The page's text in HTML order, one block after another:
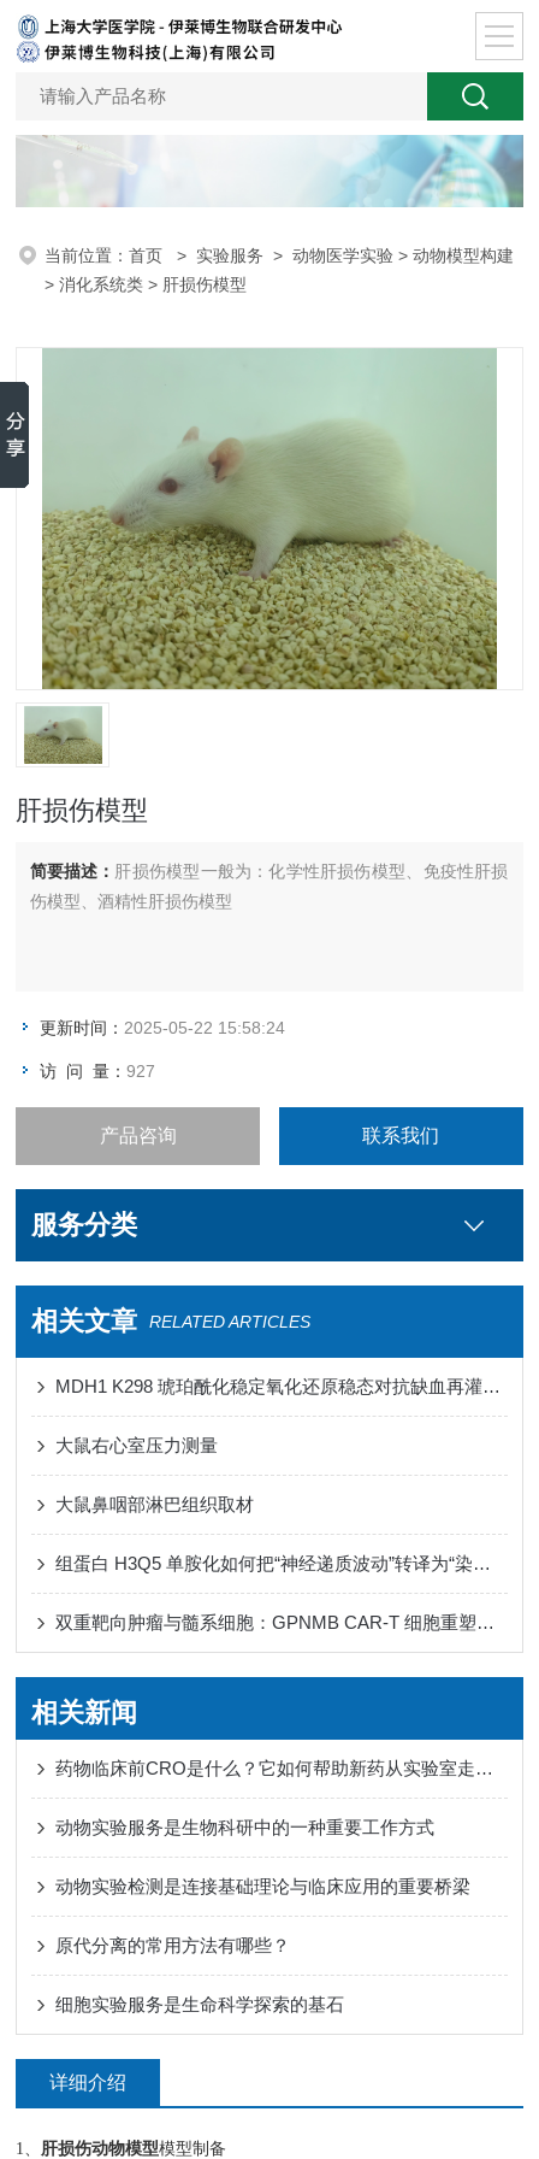
当前位置：首页 > 实验服务 >动物医学实验 >动物模型构建
>消化系统类 > 肝损伤模型
肝损伤模型
简要描述： 肝损伤模型一般为：化学性肝损伤模型‌、免疫性肝损
伤模型‌、酒精性肝损伤模型‌
更新时间： 2025-05-22 15:58:24
访 问 量：927
产品咨询 联系我们
服务分类
相关文章 RELATED ARTICLES
MDH1 K298 琥珀酰化稳定氧化还原稳态对抗缺血再灌注损伤心肌铁死亡
大鼠右心室压力测量
大鼠鼻咽部淋巴组织取材
组蛋白 H3Q5 单胺化如何把“神经递质波动”转译为“染色质节律”
双重靶向肿瘤与髓系细胞：GPNMB CAR-T 细胞重塑免疫微环境
相关新闻
药物临床前CRO是什么？它如何帮助新药从实验室走向人体试验？
动物实验服务是生物科研中的一种重要工作方式
动物实验检测是连接基础理论与临床应用的重要桥梁
原代分离的常用方法有哪些？
细胞实验服务是生命科学探索的基石
详细介绍
1、 肝损伤动物模型模型制备